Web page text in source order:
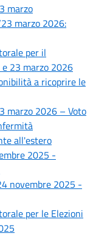
marzo
marzo 2026:
per il
23 marzo 2026
a ricoprire le
marzo 2026 – Voto
all'estero
2025 -
novembre 2025 -
per le Elezioni